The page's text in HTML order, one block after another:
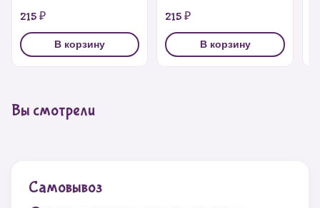
215 ₽
В корзину
215 ₽
В корзину
Вы смотрели
Самовывоз